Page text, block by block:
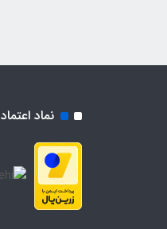
نماد اعتماد